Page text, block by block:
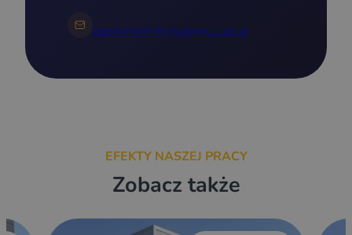
zapytania@zbudujprzyczepe.pl
EFEKTY NASZEJ PRACY
Zobacz także